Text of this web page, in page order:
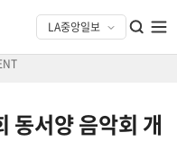
동서양 음악회 개